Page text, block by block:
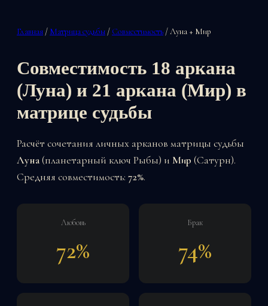
Главная / Матрица судьбы / Совместимость / Луна + Мир
Совместимость 18 аркана
(Луна) и 21 аркана (Мир) в
матрице судьбы
Расчёт сочетания личных арканов матрицы судьбы
Луна(планетарный ключ Рыбы) и Мир (Сатурн).
Средняя совместимость: 72%.
Любовь
72%
Брак
74%